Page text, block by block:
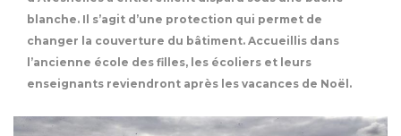
blanche. Il s’agit d’une protection qui permet de
changer la couverture du bâtiment. Accueillis dans
l’ancienne école des filles, les écoliers et leurs
enseignants reviendront après les vacances de Noël.